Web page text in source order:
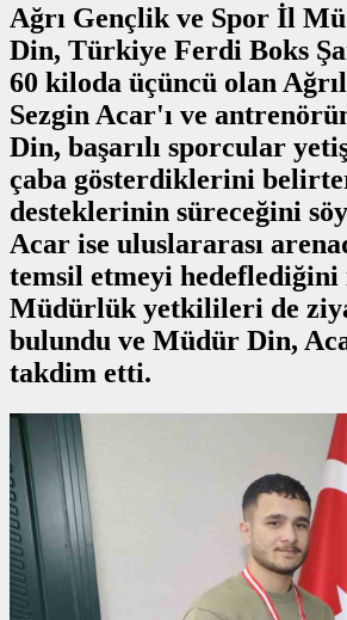
Ağrı Gençlik ve Spor İl
Din, Türkiye Ferdi Boks
60 kiloda üçüncü olan
Sezgin Acar'ı ve
Din, başarılı sporcular
çaba gösterdiklerini
desteklerinin süreceğini
Acar ise uluslararası
temsil etmeyi hedeflediğini
Müdürlük yetkilileri de
bulundu ve Müdür Din,
takdim etti.